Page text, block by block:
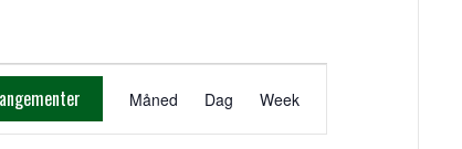
A
r
Måned Dag Week